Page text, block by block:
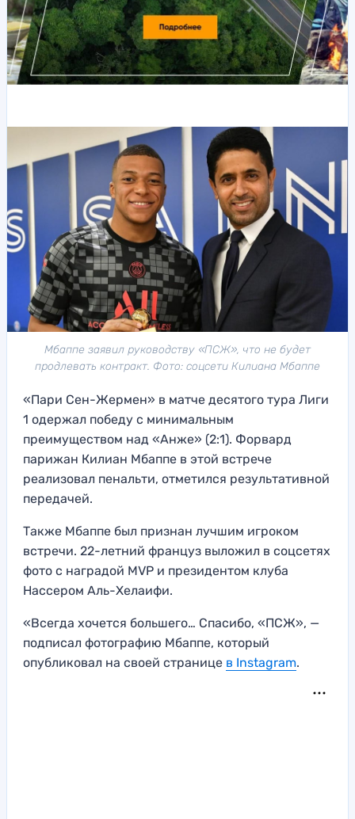
Мбаппе заявил руководству «ПСЖ», что не будет
продлевать контракт. Фото: соцсети Килиана Мбаппе
«Пари Сен-Жермен» в матче десятого тура Лиги
1 одержал победу с минимальным
преимуществом над «Анже» (2:1). Форвард
парижан Килиан Мбаппе в этой встрече
реализовал пенальти, отметился результативной
передачей.
Также Мбаппе был признан лучшим игроком
встречи. 22-летний француз выложил в соцсетях
фото с наградой MVP и президентом клуба
Нассером Аль-Хелаифи.
«Всегда хочется большего… Спасибо, «ПСЖ», —
подписал фотографию Мбаппе, который
опубликовал на своей странице в Instagram.